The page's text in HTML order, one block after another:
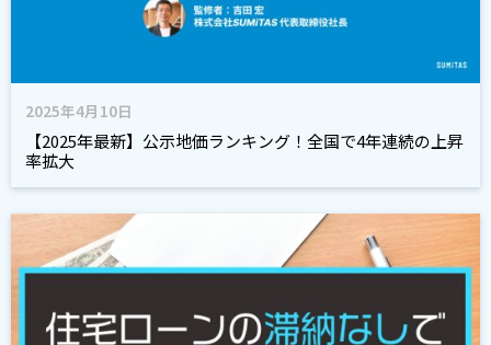
2025年4月10日
【2025年最新】公示地価ランキング！全国で4年連続の上昇
率拡大